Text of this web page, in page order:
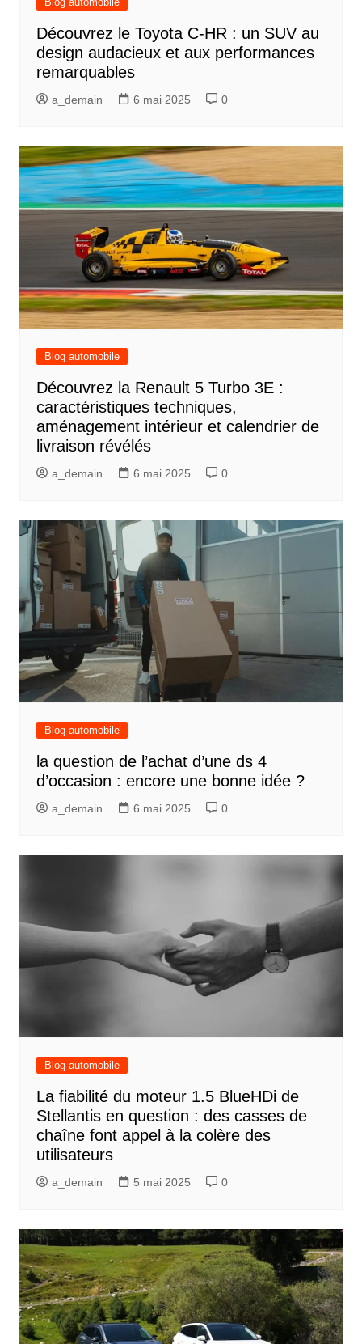
Découvrez le Toyota C-HR : un SUV au
design audacieux et aux performances
remarquables
a_demain 6 mai 2025 0
Blog automobile
Découvrez la Renault 5 Turbo 3E :
caractéristiques techniques,
aménagement intérieur et calendrier de
livraison révélés
a_demain 6 mai 2025 0
Blog automobile
la question de l’achat d’une ds 4
d’occasion : encore une bonne idée ?
a_demain 6 mai 2025 0
Blog automobile
La fiabilité du moteur 1.5 BlueHDi de
Stellantis en question : des casses de
chaîne font appel à la colère des
utilisateurs
a_demain 5 mai 2025 0